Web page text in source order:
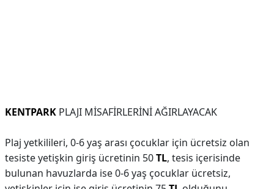
KENTPARK PLAJI MİSAFİRLERİNİ AĞIRLAYACAK
Plaj yetkilileri, 0-6 yaş arası çocuklar için ücretsiz olan
tesiste yetişkin giriş ücretinin 50TL, tesis içerisinde
bulunan havuzlarda ise 0-6 yaş çocuklar ücretsiz,